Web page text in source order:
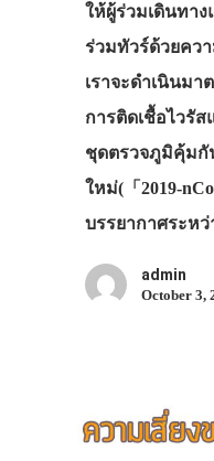
ให้ผู้ร่วมเดินทาง
ร่วมทัวร์ด้วยคว
เราจะดำเนินม
การติดเชื้อไวรั
ชุดตรวจภูมิคุ้มกั
ใหม่(「2019-
บรรยากาศระห
admin
October 3,